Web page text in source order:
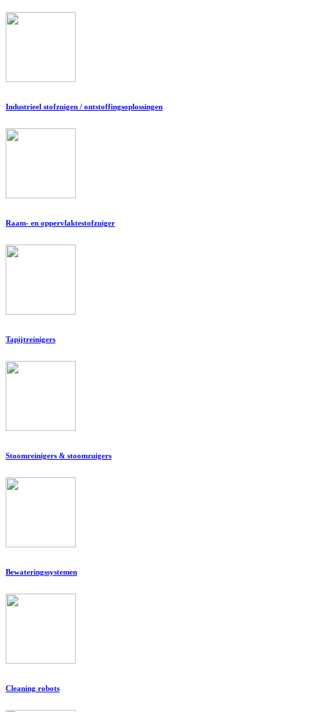
Industrieel stofzuigen / ontstoffingsoplossingen
Raam- en oppervlaktestofzuiger
Tapijtreinigers
Stoomreinigers & stoomzuigers
Bewateringssystemen
Cleaning robots